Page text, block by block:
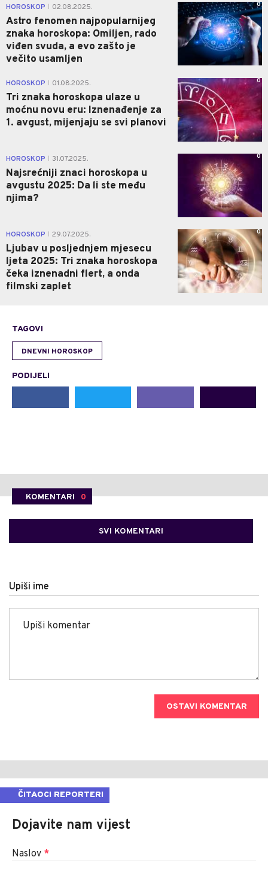
HOROSKOP 02.08.2025.
Astro fenomen najpopularnijeg
znaka horoskopa: Omiljen, rado
viđen svuda, a evo zašto je
večito usamljen
0
HOROSKOP 01.08.2025.
Tri znaka horoskopa ulaze u
moćnu novu eru: Iznenađenje za
1. avgust, mijenjaju se svi planovi
0
HOROSKOP 31.07.2025.
Najsrećniji znaci horoskopa u
avgustu 2025: Da li ste među
njima?
0
HOROSKOP 29.07.2025.
Ljubav u posljednjem mjesecu
ljeta 2025: Tri znaka horoskopa
čeka iznenadni flert, a onda
filmski zaplet
0
TAGOVI
DNEVNI HOROSKOP
PODIJELI
KOMENTARI 0
SVI KOMENTARI
Upiši ime
OSTAVI KOMENTAR
ČITAOCI REPORTERI
Dojavite nam vijest
Naslov *